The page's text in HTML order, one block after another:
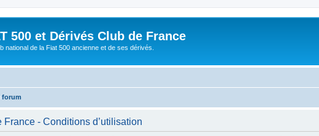
500 et Dérivés Club de France
national de la Fiat 500 ancienne et de ses dérivés.
forum
- Conditions d’utilisation